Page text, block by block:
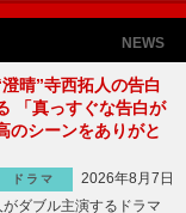
NEWS
澄晴”寺西拓人の告白
「真っすぐな告白が
のシーンをありがと
ドラマ
2026年8月7日
ダブル主演するドラマ